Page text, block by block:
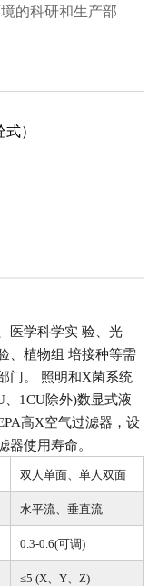
的科研和生产部
）
医学科学实 验、光
、植物组 培接种等需
门。 照明和X菌系统
、1CU除外)数显式液
高X空气过滤器，设
器使用寿命。
双人单面、单人双面
水平流、垂直流
0.3-0.6(可调)
≤5 (X、Y、Z)